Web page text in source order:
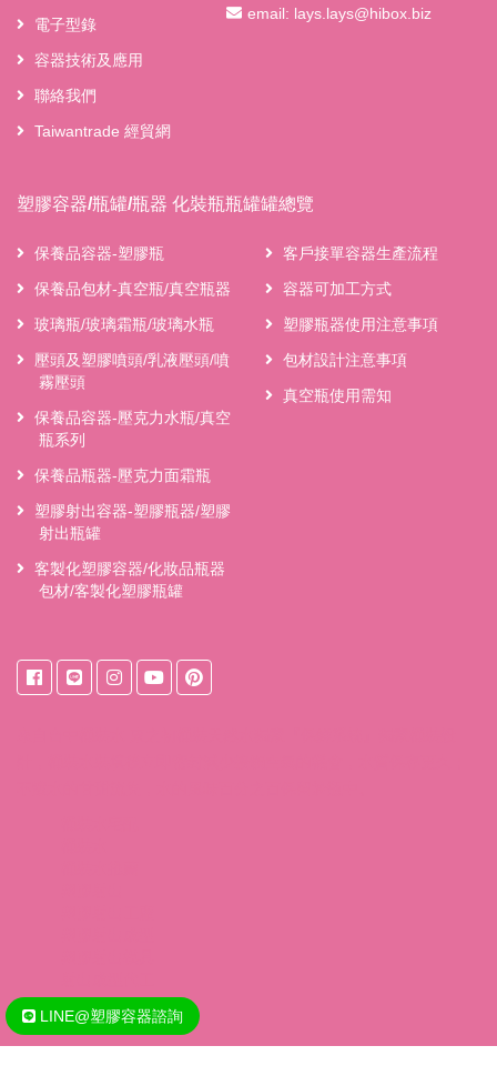
電子型錄
容器技術及應用
聯絡我們
Taiwantrade 經貿網
塑膠容器/瓶罐/瓶器 化裝瓶瓶罐罐總覽
保養品容器-塑膠瓶
保養品包材-真空瓶/真空瓶器
玻璃瓶/玻璃霜瓶/玻璃水瓶
壓頭及塑膠噴頭/乳液壓頭/噴
霧壓頭
保養品容器-壓克力水瓶/真空
瓶系列
保養品瓶器-壓克力面霜瓶
塑膠射出容器-塑膠瓶器/塑膠
射出瓶罐
客製化塑膠容器/化妝品瓶器
包材/客製化塑膠瓶罐
客戶接單容器生產流程
容器可加工方式
塑膠瓶器使用注意事項
包材設計注意事項
真空瓶使用需知
email: lays.lays@hibox.biz
LINE@塑膠容器諮詢